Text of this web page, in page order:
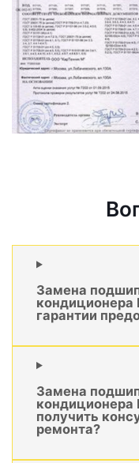
Замена
кондиционера
гарантии
Замена
кондиционера
получить
ремонта?